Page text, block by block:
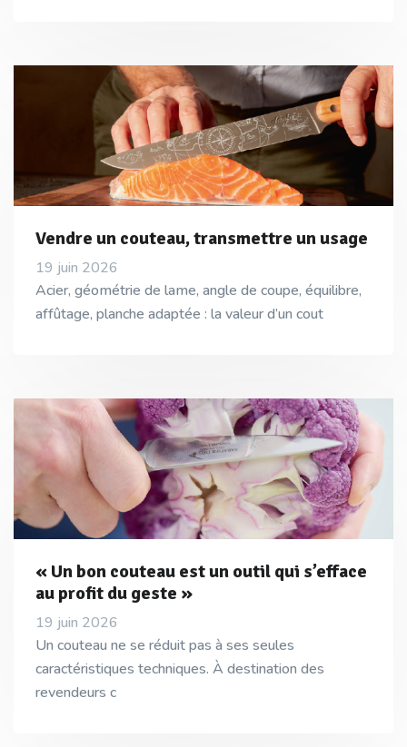
Vendre un couteau, transmettre un usage
19 juin 2026
Acier, géométrie de lame, angle de coupe, équilibre,
affûtage, planche adaptée : la valeur d’un cout
« Un bon couteau est un outil qui s’efface
au profit du geste »
19 juin 2026
Un couteau ne se réduit pas à ses seules
caractéristiques techniques. À destination des
revendeurs c